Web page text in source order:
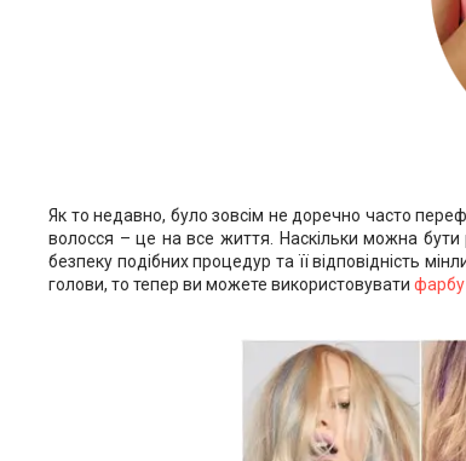
Як то недавно, було зовсім не доречно часто
волосся – це на все життя. Наскільки можна бути
безпеку подібних процедур та її відповідність
голови, то тепер ви можете використовувати